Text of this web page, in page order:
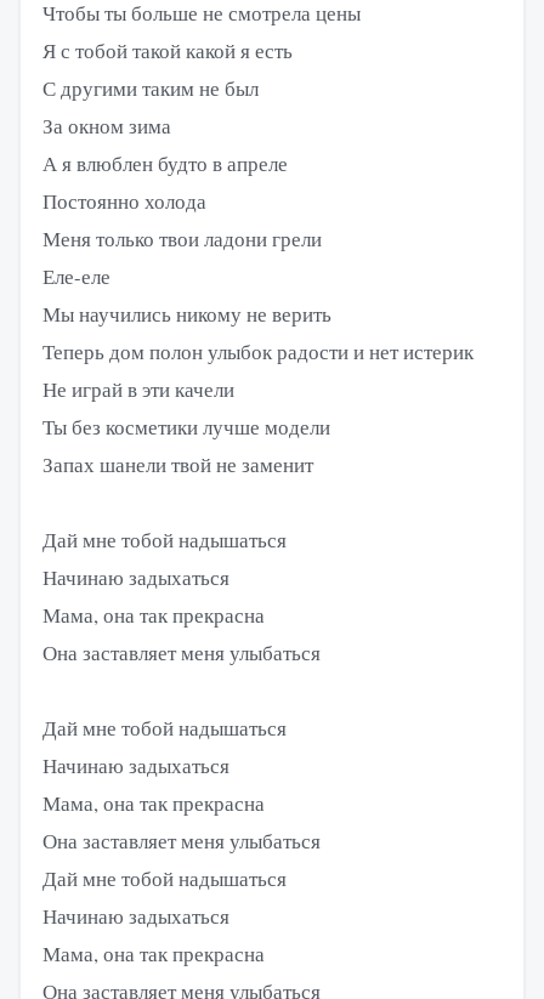
Чтобы ты больше не смотрела цены
Я с тобой такой какой я есть
С другими таким не был
За окном зима
А я влюблен будто в апреле
Постоянно холода
Меня только твои ладони грели
Еле-еле
Мы научились никому не верить
Теперь дом полон улыбок радости и нет истерик
Не играй в эти качели
Ты без косметики лучше модели
Запах шанели твой не заменит
Дай мне тобой надышаться
Начинаю задыхаться
Мама, она так прекрасна
Она заставляет меня улыбаться
Дай мне тобой надышаться
Начинаю задыхаться
Мама, она так прекрасна
Она заставляет меня улыбаться
Дай мне тобой надышаться
Начинаю задыхаться
Мама, она так прекрасна
Она заставляет меня улыбаться